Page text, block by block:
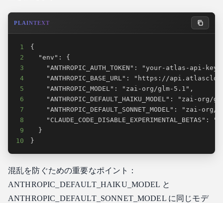
PLAINTEXT
1
2
3
4
5
6
7
8
9
10
}
混乱を防ぐための重要なポイント：
ANTHROPIC_DEFAULT_HAIKU_MODEL と
ANTHROPIC_DEFAULT_SONNET_MODEL に同じモデ